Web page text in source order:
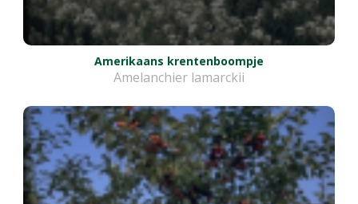
Amerikaans krentenboompje
Amelanchier lamarckii